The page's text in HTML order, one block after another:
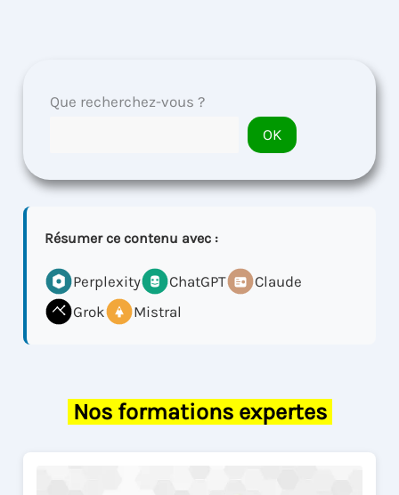
Que recherchez-vous ?
OK
Résumer ce contenu avec :
Perplexity ChatGPT
Claude
Grok
Mistral
Nos formations expertes